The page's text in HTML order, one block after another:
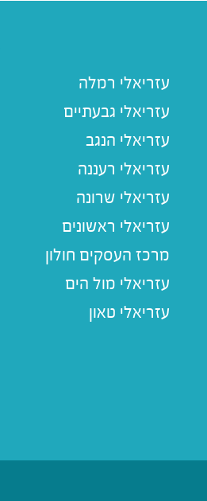
עזריאלי רמלה
עזריאלי גבעתיים
עזריאלי הנגב
עזריאלי רעננה
עזריאלי שרונה
עזריאלי ראשונים
מרכז העסקים חולון
עזריאלי מול הים
עזריאלי טאון